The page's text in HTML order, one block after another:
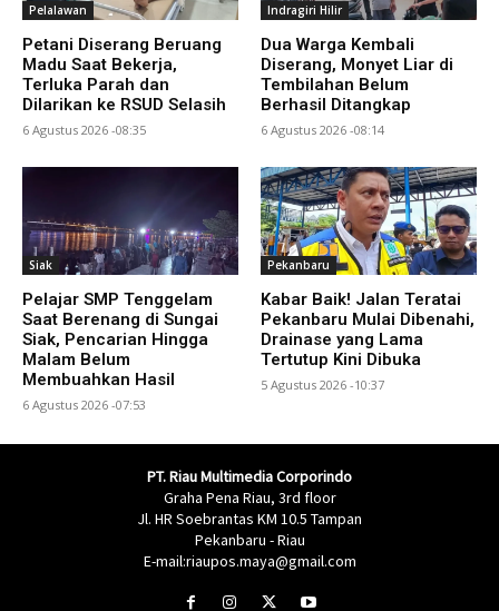
Pelalawan
Petani Diserang Beruang
Madu Saat Bekerja,
Terluka Parah dan
Dilarikan ke RSUD Selasih
6 Agustus 2026 -08:35
Indragiri Hilir
Dua Warga Kembali
Diserang, Monyet Liar di
Tembilahan Belum
Berhasil Ditangkap
6 Agustus 2026 -08:14
Siak
Pelajar SMP Tenggelam
Saat Berenang di Sungai
Siak, Pencarian Hingga
Malam Belum
Membuahkan Hasil
6 Agustus 2026 -07:53
Pekanbaru
Kabar Baik! Jalan Teratai
Pekanbaru Mulai Dibenahi,
Drainase yang Lama
Tertutup Kini Dibuka
5 Agustus 2026 -10:37
PT. Riau Multimedia Corporindo
Graha Pena Riau, 3rd floor
Jl. HR Soebrantas KM 10.5 Tampan
Pekanbaru - Riau
E-mail:riaupos.maya@gmail.com